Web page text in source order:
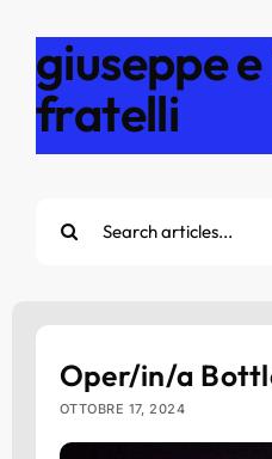
giuseppe
fratelli
per:
Oper/in/a
OTTOBRE 17, 2024